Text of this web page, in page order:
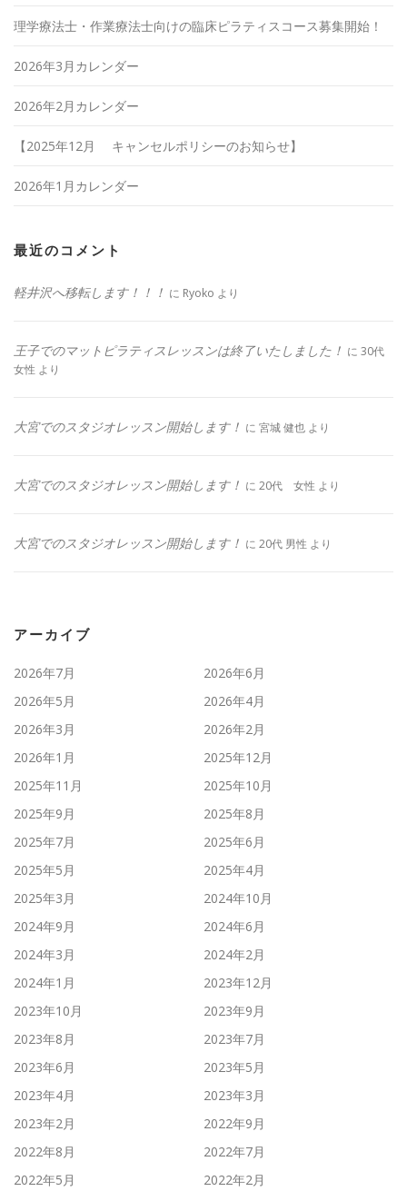
理学療法士・作業療法士向けの臨床ピラティスコース募集開始！
2026年3月カレンダー
2026年2月カレンダー
【2025年12月 キャンセルポリシーのお知らせ】
2026年1月カレンダー
最近のコメント
軽井沢へ移転します！！！ に Ryoko より
王子でのマットピラティスレッスンは終了いたしました！ に 30代
女性 より
大宮でのスタジオレッスン開始します！ に 宮城 健也 より
大宮でのスタジオレッスン開始します！ に 20代 女性 より
大宮でのスタジオレッスン開始します！ に 20代 男性 より
アーカイブ
2026年7月
2026年6月
2026年5月
2026年4月
2026年3月
2026年2月
2026年1月
2025年12月
2025年11月
2025年10月
2025年9月
2025年8月
2025年7月
2025年6月
2025年5月
2025年4月
2025年3月
2024年10月
2024年9月
2024年6月
2024年3月
2024年2月
2024年1月
2023年12月
2023年10月
2023年9月
2023年8月
2023年7月
2023年6月
2023年5月
2023年4月
2023年3月
2023年2月
2022年9月
2022年8月
2022年7月
2022年5月
2022年2月